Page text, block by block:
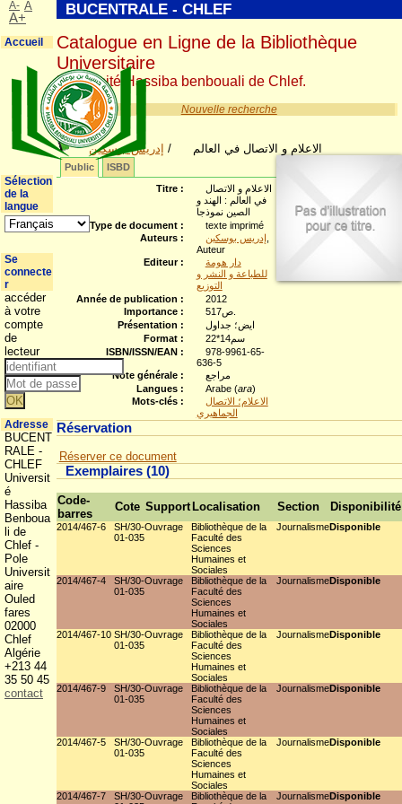
Nouvelle recherche
الاعلام و الاتصال في العالم / إدريس بوسكين
Public
ISBD
Titre :
الاعلام و الاتصال
في العالم : الهند و
الصين نموذجا
Type de document :
texte imprimé
Auteurs :
إدريس بوسكين
Auteur
Editeur :
دار هومة
للطباعة و النشر و
التوزيع
Année de publication :
2012
Importance :
517ص.
Présentation :
ايض؛ جداول
Format :
22*14سم
ISBN/ISSN/EAN :
978-9961-65-
636-5
Note générale :
مراجع
Langues :
Arabe (ara)
Mots-clés :
الاعلام؛ الاتصال
الجماهيري
Réservation
Réserver ce document
Exemplaires (10)
Code-
barres
Cote Support Localisation Section Disponibilité
2014/467-6
SH/30-
01-035
Ouvrage
Bibliothèque de la
Faculté des
Sciences
Humaines et
Sociales
JournalismeDisponible
2014/467-4
SH/30-
01-035
Ouvrage
Bibliothèque de la
Faculté des
Sciences
Humaines et
Sociales
JournalismeDisponible
2014/467-10 SH/30-
01-035
Ouvrage
Bibliothèque de la
Faculté des
Sciences
Humaines et
Sociales
JournalismeDisponible
2014/467-9
SH/30-
01-035
Ouvrage
Bibliothèque de la
Faculté des
Sciences
Humaines et
Sociales
JournalismeDisponible
2014/467-5
SH/30-
01-035
Ouvrage
Bibliothèque de la
Faculté des
Sciences
Humaines et
Sociales
JournalismeDisponible
2014/467-7
SH/30-Ouvrage
Bibliothèque de la
JournalismeDisponible
BUCENTRALE - CHLEF
Catalogue en Ligne de la Bibliothèque
Universitaire
Université Hassiba benbouali de Chlef.
A- A
A+
Accueil
Sélection
de la
langue
Se
connecte
r
accéder
à votre
compte
de
lecteur
Adresse
BUCENT
RALE -
CHLEF
Universit
é
Hassiba
Benboua
li de
Chlef -
Pole
Universit
aire
Ouled
fares
02000
Chlef
Algérie
+213 44
35 50 45
contact